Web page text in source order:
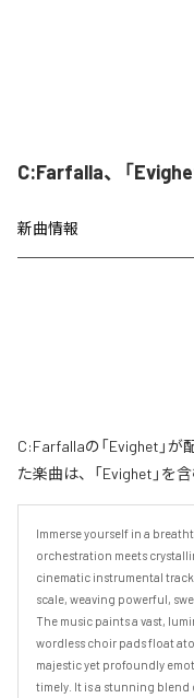
C:Farfalla、「
新曲情報
C:Farfallaの「Evighet」
た楽曲は、「Evighet」を
Immerse yourself in a
orchestration meets
cinematic instrumental
scale, weaving powerful,
​The music paints a vast,
wordless choir pads float
majestic yet profoundly
timely. It is a stunning